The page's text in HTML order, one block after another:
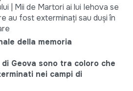
della memoria
Geova sono tra coloro che
nei campi di